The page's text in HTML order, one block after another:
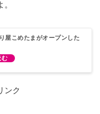
屋こめたまがオープンした
ンク